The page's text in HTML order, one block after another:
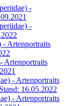
-
-
- Artenportraits
Artenportraits
- Artenportraits
16.05.2022
- Artenportraits